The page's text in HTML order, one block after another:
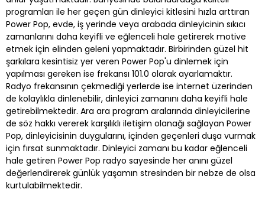
programları ile her geçen gün dinleyici kitlesini hızla arttıran
Power Pop, evde, iş yerinde veya arabada dinleyicinin sıkıcı
zamanlarını daha keyifli ve eğlenceli hale getirerek motive
etmek için elinden geleni yapmaktadır. Birbirinden güzel hit
şarkılara kesintisiz yer veren Power Pop'u dinlemek için
yapılması gereken ise frekansı 101.0 olarak ayarlamaktır.
Radyo frekansının çekmediği yerlerde ise internet üzerinden
de kolaylıkla dinlenebilir, dinleyici zamanını daha keyifli hale
getirebilmektedir. Ara ara program aralarında dinleyicilerine
de söz hakkı vererek karşılıklı iletişim olanağı sağlayan Power
Pop, dinleyicisinin duygularını, içinden geçenleri duşa vurmak
için fırsat sunmaktadır. Dinleyici zamanı bu kadar eğlenceli
hale getiren Power Pop radyo sayesinde her anını güzel
değerlendirerek günlük yaşamın stresinden bir nebze de olsa
kurtulabilmektedir.